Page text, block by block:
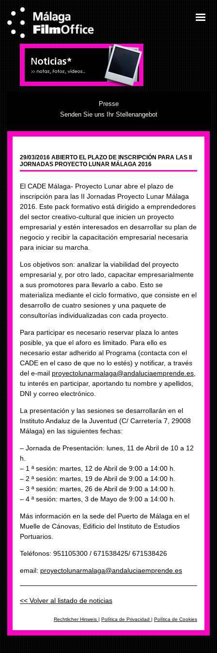
Presse
Senden Sie uns Ihr Stellenangebot
29/03/2016 ABIERTO EL PLAZO DE INSCRIPCIÓN PARA LAS II
JORNADAS PROYECTO LUNAR MÁLAGA 2016
El CADE Málaga- Proyecto Lunar abre el plazo de
inscripción para las II Jornadas Proyecto Lunar Málaga
2016. Este pack formativo está dirigido a emprendedores
del sector creativo-cultural que inicien un proyecto
empresarial y estén interesados en desarrollar su plan de
negocio y recibir la capacitación empresarial necesaria
para iniciar su marcha.
Los objetivos son: analizar la viabilidad del proyecto
empresarial y, por otro lado, capacitar empresarialmente
a sus promotores para llevarlo a cabo. Esto se
materializa mediante el ciclo formativo, que consiste en el
desarrollo de cuatro sesiones y una paquete de
consultorías individualizadas con cada proyecto.
Para participar es necesario reservar plaza lo antes
posible, ya que el aforo es limitado. Para ello es
necesario estar adherido al Programa (contacta con el
CADE en el caso de que no lo estés) y notificar, a través
del e-mail proyectolunarmalaga@andaluciaemprende.es
tu interés en participar, aportando tu nombre y apellidos,
DNI y correo electrónico.
La presentación y las sesiones se desarrollarán en el
Instituto Andaluz de la Juventud (C/ Carretería 7, 29008
Málaga) en las siguientes fechas:
– Jornada de Presentación: lunes, 11 de Abril de 10 a 12
h.
– 1 ª sesión: martes, 12 de Abril de 9:00 a 14:00 h.
– 2 ª sesión: martes, 19 de Abril de 9:00 a 14:00 h.
– 3 ª sesión: martes, 26 de Abril de 9:00 a 14:00 h.
– 4 ª sesión: martes, 3 de Mayo de 9:00 a 14:00 h.
Más información en la sede del Puerto de Málaga en el
Muelle de Cánovas, Edificio del Instituto de Estudios
Portuarios.
Teléfonos: 951105300 / 671538425/ 671538426
email: proyectolunarmalaga@andaluciaemprende.es
<< Volver al listado de noticias
Rechtlicher Hinweis | Política de Privacidad | Política de Cookies